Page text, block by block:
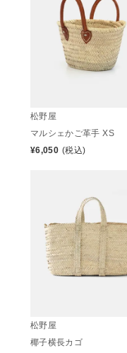
松野屋
マルシェかご革手 XS
¥6,050 (税込)
松野屋
椰子横長カゴ